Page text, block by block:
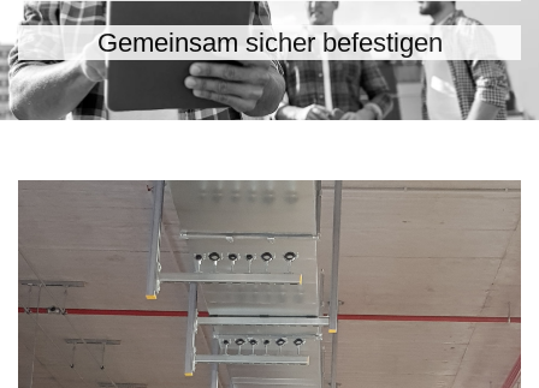
Gemeinsam sicher befestigen